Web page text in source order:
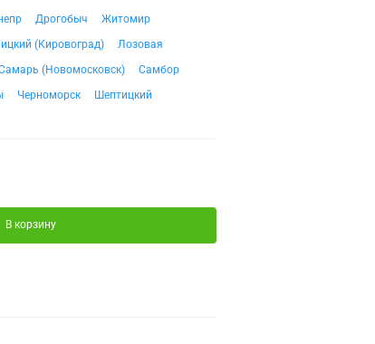
Дрогобыч
Житомир
(Кировоград)
Лозовая
(Новомосковск)
Самбор
Черноморск Шептицкий
В корзину